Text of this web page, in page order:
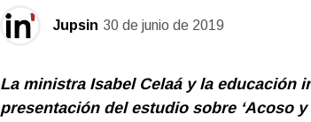
Jupsin 30 de junio de 2019
La ministra Isabel Celaá y la educación
presentación del estudio sobre ‘Acoso